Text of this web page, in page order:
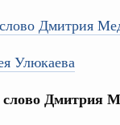
Дмитрия
Улюкаева
слово Дмитрия
тыс.
Фонда